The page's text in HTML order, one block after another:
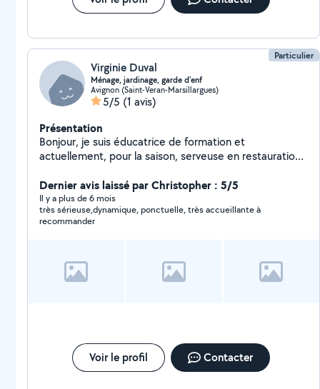
Particulier
Virginie Duval
Ménage, jardinage, garde d'enf
Avignon (Saint-Veran-Marsillargues)
5/5 (1 avis)
Présentation
Bonjour, je suis éducatrice de formation et
actuellement, pour la saison, serveuse en restauration
compagnon, nous réalisons tout types de travaux, ce
dernier étant qualifié dans les domaines du bâtiment,
de la mécanique...nous intervenons à 2 et/ou
individuellement. Nous sommes des personnes
Dernier avis laissé par Christopher : 5/5
Il y a plus de 6 mois
très sérieuse,dynamique, ponctuelle, très accueillante à
recommander
Voir le profil Contacter